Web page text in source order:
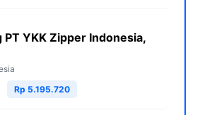
YKK Zipper Indonesia,
Rp 5.195.720